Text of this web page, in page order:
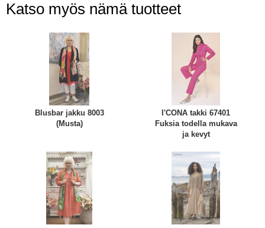
Katso myös nämä tuotteet
Blusbar jakku 8003
(Musta)
I'CONA takki 67401
Fuksia todella mukava
ja kevyt